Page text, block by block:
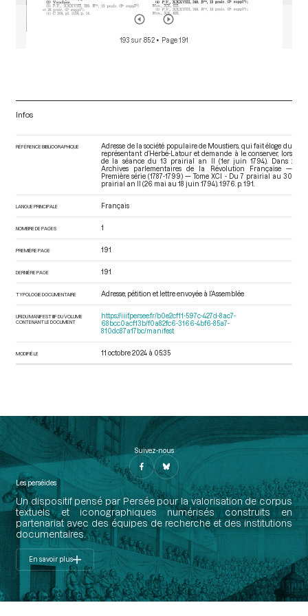
193 sur 852 • Page 191
Infos
RÉFÉRENCE BIBLIOGRAPHIQUE
Adresse de la société populaire de Moustiers, qui fait éloge du
représentant d’Herbé-Latour et demande à le conserver, lors
de la séance du 13 prairial an II (1er juin 1794). Dans :
Archives parlementaires de la Révolution Française —
Première série (1787-1799) — Tome XCI - Du 7 prairial au 30
prairial an II (26 mai au 18 juin 1794) . 1976. p. 191.
LANGUE PRINCIPALE Français
NOMBRE DE PAGES 1
PREMIÈRE PAGE 191
DERNIÈRE PAGE 191
TYPOLOGIE DOCUMENTAIRE Adresse, pétition et lettre envoyée à l’Assemblée
URI DU MANIFEST IIIF DU VOLUME
CONTENANT LE DOCUMENT
https://iiif.persee.fr/b0e2cf11-597c-427d-8ac7-
68bcc0acf13b/f0a82fc6-3166-4bf6-85a7-
810dc87a17bc/manifest
MODIFIÉ LE 11 octobre 2024 à 05:35
Suivez-nous
Les perséides
Un dispositif pensé par Persée pour la valorisation de corpus
textuels et iconographiques numérisés construits en
partenariat avec des équipes de recherche et des institutions
documentaires.
En savoir plus